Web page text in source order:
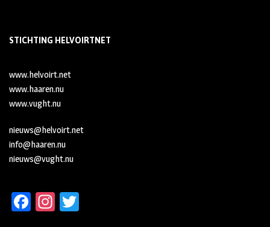
STICHTING HELVOIRTNET
www.helvoirt.net
www.haaren.nu
www.vught.nu
nieuws@helvoirt.net
info@haaren.nu
nieuws@vught.nu
Fa In